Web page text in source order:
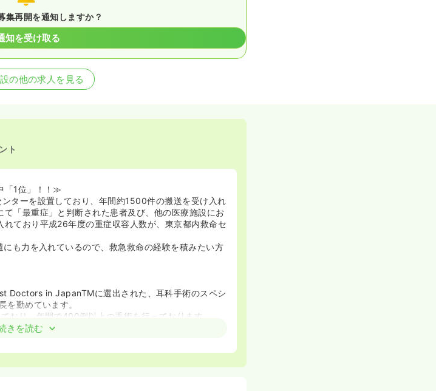
集再開を通知しますか？
知を受け取る
の他の求人を見る
ト
「1位」！！≫
ターを設置しており、年間約1500件の搬送を受け入れ
「最重症」と判断された患者及び、他の医療施設にお
ており平成26年度の重症収容人数が、東京都内救命セ
も力を入れているので、救急救命の経験を積みたい方
Doctors in JapanTMに選出された、耳科手術のスペシ
を勤めています。
おり、年間で400例以上の手術を行っております。
がとても充実しているため、新卒だけでなく経験の浅
きを読む